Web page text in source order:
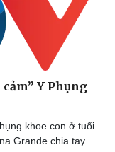
Y Phụng
khoe con ở tuổi
Grande chia tay